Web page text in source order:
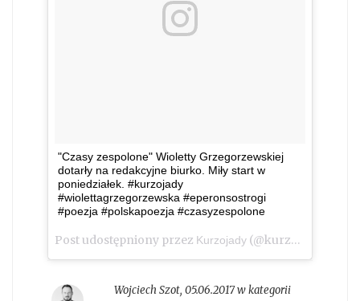
"Czasy zespolone" Wioletty Grzegorzewskiej
dotarły na redakcyjne biurko. Miły start w
poniedziałek. #kurzojady
#wiolettagrzegorzewska #eperonsostrogi
#poezja #polskapoezja #czasyzespolone
Post udostępniony przez Kurzojady (@kurzojady_insta)
Wojciech Szot, 05.06.2017 w kategorii